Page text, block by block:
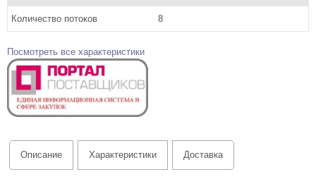
Количество потоков 8
Посмотреть все характеристики
Описание Характеристики Доставка